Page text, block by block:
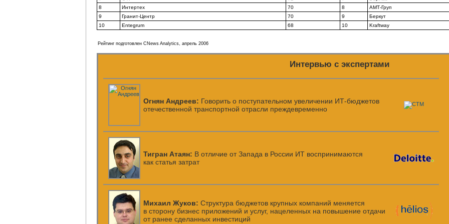
8
Интертех 70 8 АМТ-Груп
9
Гранит-Центр 70 9 Беркут
10
Entegrum 68 10 Kraftway
Рейтинг подготовлен CNews Analytics, апрель 2006
Интервью с экспертами
Огнян Андреев: Говорить о поступательном увеличении ИТ-бюджетов
отечественной транспортной отрасли преждевременно
Тигран Атаян: В отличие от Запада в России ИТ воспринимаются
как статья затрат
Михаил Жуков: Структура бюджетов крупных компаний меняется
в сторону бизнес приложений и услуг, нацеленных на повышение отдачи
от ранее сделанных инвестиций